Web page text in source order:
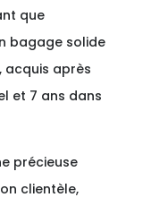
que
bagage solide
acquis après
et 7 ans dans
précieuse
clientèle,